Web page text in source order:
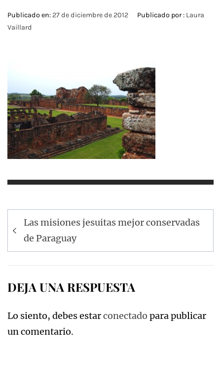
Publicado en: 27 de diciembre de 2012 Publicado por : Laura
Vaillard
Navegación
de
entradas
Las misiones jesuitas mejor conservadas
de Paraguay
DEJA UNA RESPUESTA
Lo siento, debes estarconectado para publicar
un comentario.